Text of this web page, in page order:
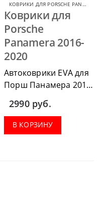
КОВРИКИ ДЛЯ PORSCHE КОВРИКИ ДЛЯ PORSCHE PANAMERA
Коврики для
Porsche
Panamera 2016-
2020
Автоковрики EVA для
Порш Панамера 2016-
2020, можно
приобрести в
комплектации:
водительский коврик,
2990 руб.
В КОРЗИНУ